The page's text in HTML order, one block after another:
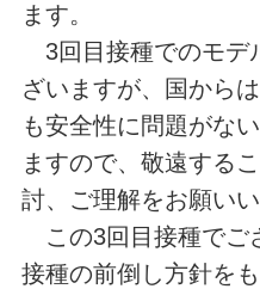
ます。
3回目接種でのモデ
ざいますが、国から
も安全性に問題がな
ますので、敬遠する
討、ご理解をお願いい
この3回目接種でご
接種の前倒し方針を